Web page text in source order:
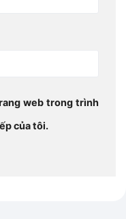
web trong trình
của tôi.